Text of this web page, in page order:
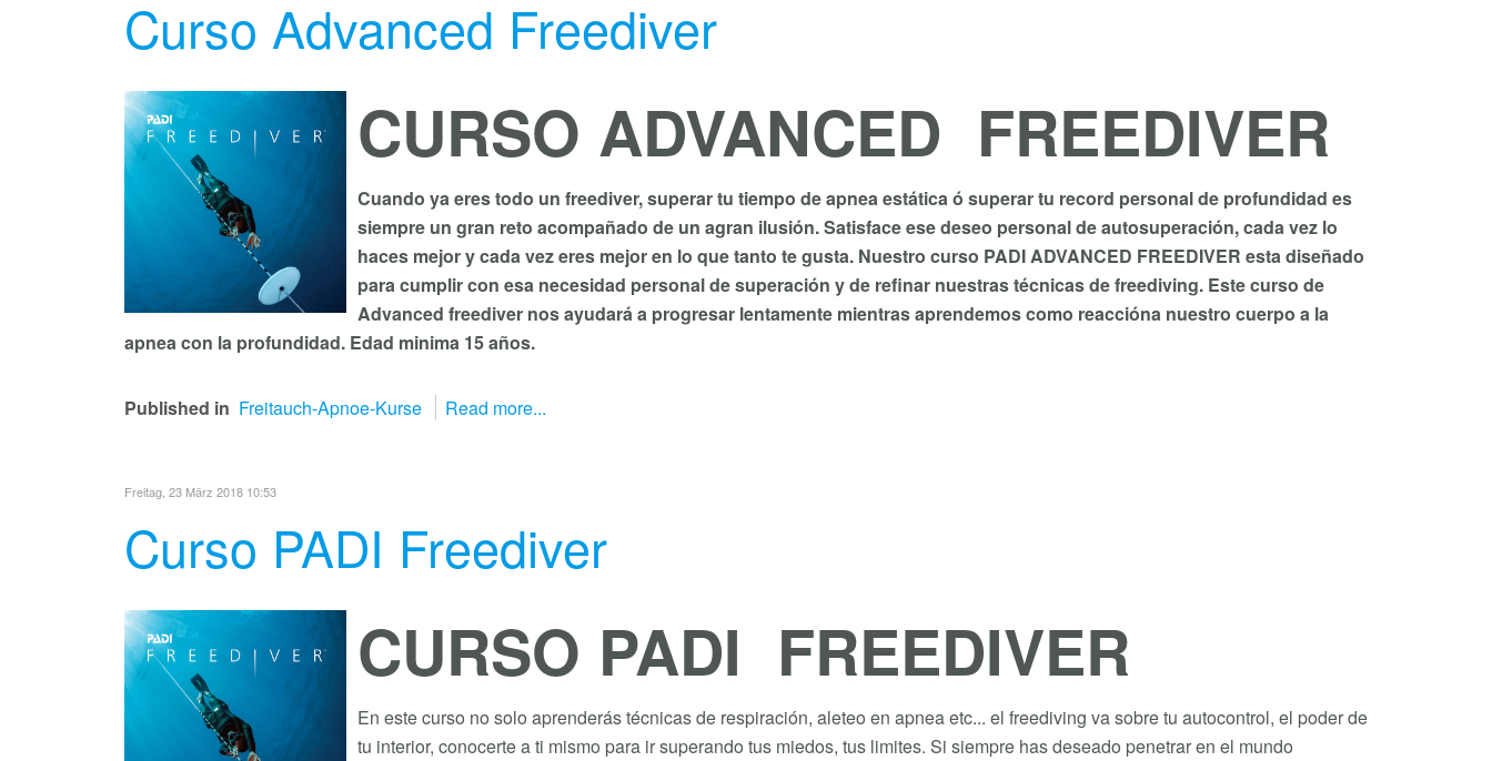
Curso Advanced Freediver
CURSO ADVANCED FREEDIVER
Cuando ya eres todo un freediver, superar tu tiempo de apnea estática ó superar tu record personal de profundidad es
siempre un gran reto acompañado de un agran ilusión. Satisface ese deseo personal de autosuperación, cada vez lo
haces mejor y cada vez eres mejor en lo que tanto te gusta. Nuestro curso PADI ADVANCED FREEDIVER esta diseñado
para cumplir con esa necesidad personal de superación y de refinar nuestras técnicas de freediving. Este curso de
Advanced freediver nos ayudará a progresar lentamente mientras aprendemos como reaccióna nuestro cuerpo a la
apnea con la profundidad. Edad minima 15 años.
Published in Freitauch-Apnoe-Kurse Read more...
Freitag, 23 März 2018 10:53
Curso PADI Freediver
CURSO PADI FREEDIVER
En este curso no solo aprenderás técnicas de respiración, aleteo en apnea etc... el freediving va sobre tu autocontrol, el poder de
tu interior, conocerte a ti mismo para ir superando tus miedos, tus limites. Si siempre has deseado penetrar en el mundo